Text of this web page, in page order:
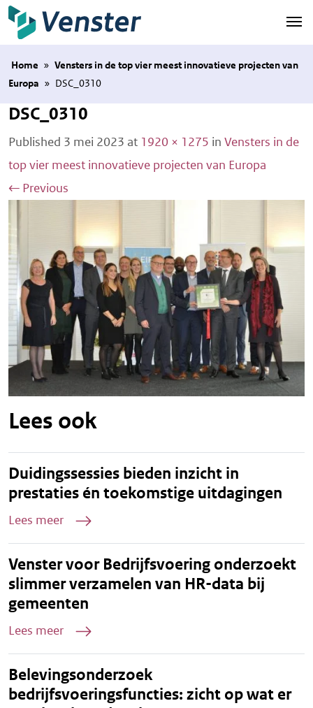
Naar hoofdinhoud
Home » Vensters in de top vier meest innovatieve projecten van
Europa » DSC_0310
DSC_0310
Published 3 mei 2023 at 1920 × 1275 in Vensters in de
top vier meest innovatieve projecten van Europa
← Previous
Lees ook
Duidingssessies bieden inzicht in
prestaties én toekomstige uitdagingen
Lees meer
Venster voor Bedrijfsvoering onderzoekt
slimmer verzamelen van HR-data bij
gemeenten
Lees meer
Belevingsonderzoek
bedrijfsvoeringsfuncties: zicht op wat er